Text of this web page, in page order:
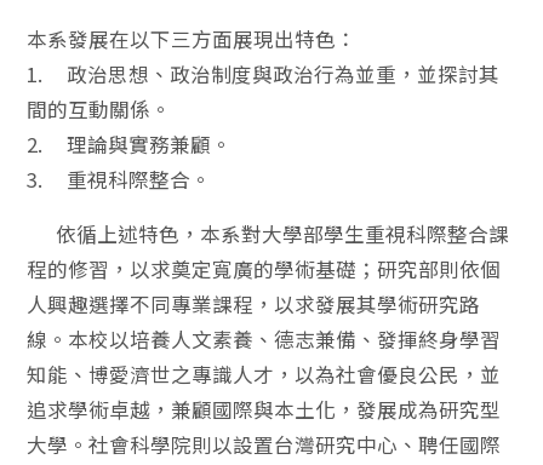
本系發展在以下三方面展現出特色：
1. 政治思想、政治制度與政治行為並重，並探討其
間的互動關係。
2. 理論與實務兼顧。
3. 重視科際整合。
依循上述特色，本系對大學部學生重視科際整合課
程的修習，以求奠定寬廣的學術基礎；研究部則依個
人興趣選擇不同專業課程，以求發展其學術研究路
線。本校以培養人文素養、德志兼備、發揮終身學習
知能、博愛濟世之專識人才，以為社會優良公民，並
追求學術卓越，兼顧國際與本土化，發展成為研究型
大學。社會科學院則以設置台灣研究中心、聘任國際